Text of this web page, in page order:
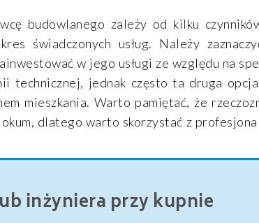
budowlanego zależy od kilku
świadczonych usług. Należy
w jego usługi ze względu na
technicznej, jednak często ta druga
mieszkania. Warto pamiętać, że
dlatego warto skorzystać z
inżyniera przy kupnie